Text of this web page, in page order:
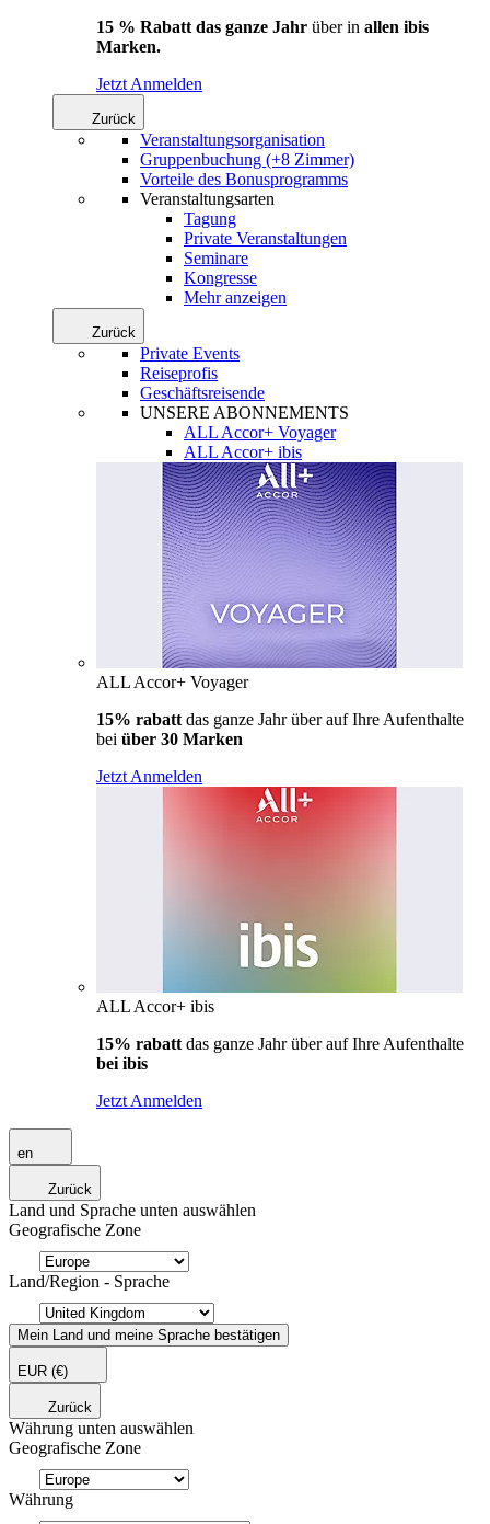
15 % Rabatt das ganze Jahr über in allen ibis
Marken.
Jetzt Anmelden
Zurück
Veranstaltungsorganisation
Gruppenbuchung (+8 Zimmer)
Vorteile des Bonusprogramms
Veranstaltungsarten
Tagung
Private Veranstaltungen
Seminare
Kongresse
Mehr anzeigen
Zurück
Private Events
Reiseprofis
Geschäftsreisende
UNSERE ABONNEMENTS
ALL Accor+ Voyager
ALL Accor+ ibis
ALL Accor+ Voyager
15% rabatt das ganze Jahr über auf Ihre Aufenthalte
bei über 30 Marken
Jetzt Anmelden
ALL Accor+ ibis
15% rabatt das ganze Jahr über auf Ihre Aufenthalte
bei ibis
Jetzt Anmelden
en
Zurück
Land und Sprache unten auswählen
Geografische Zone
Land/Region - Sprache
Mein Land und meine Sprache bestätigen
EUR (€)
Zurück
Währung unten auswählen
Geografische Zone
Währung